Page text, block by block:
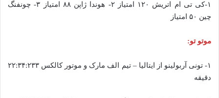
۱-کی تی ام اتریش ۱۲۰ امتیاز ۲- هوندا ژاپن ۸۸ امتیاز ۳- چونفنگ
چین ۵۰ امتیاز
موتو تو:
۱- تونی آربولینو از ایتالیا – تیم الف مارک و موتور کالکس ۲۲:۳۴:۲۳۳
دقیقه